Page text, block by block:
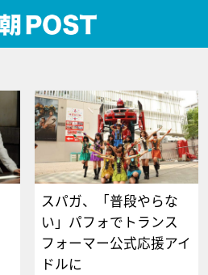
スパガ、「普段やらな
い」パフォでトランス
フォーマー公式応援アイ
ドルに